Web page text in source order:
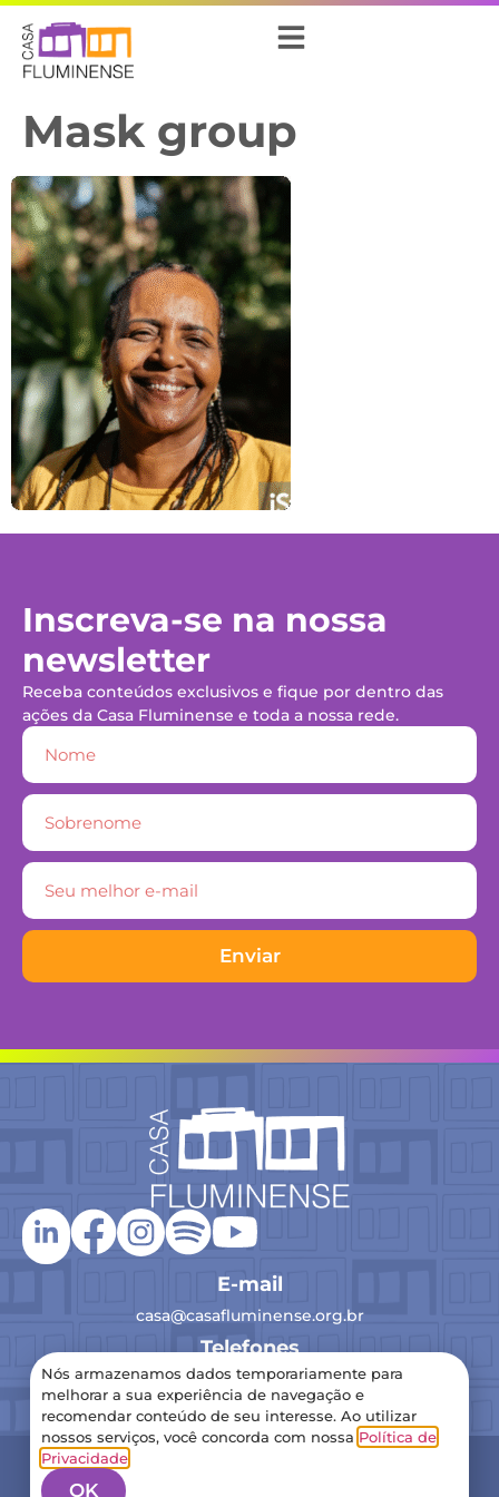
Mask group
Inscreva-se na nossa
newsletter
Receba conteúdos exclusivos e fique por dentro das
ações da Casa Fluminense e toda a nossa rede.
Enviar
E-mail
casa@casafluminense.org.br
Telefones
(21) 2516-0193
2024 Casa Fluminense – Todos os direitos reservados
Nós armazenamos dados temporariamente para
melhorar a sua experiência de navegação e
recomendar conteúdo de seu interesse. Ao utilizar
nossos serviços, você concorda com nossa Política de
Privacidade.
OK